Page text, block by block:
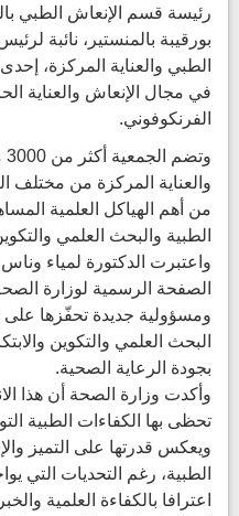
رئيسة قسم الإنعاش الطبي
بورقيبة بالمنستير، نائبة
الطبي والعناية المركزة،
في مجال الإنعاش والعناية
الفرنكوفوني.
والعناية المركزة من مختلف
من أهم الهياكل العلمية
الطبية والبحث العلمي
واعتبرت الدكتورة لمياء
الصفحة الرسمية لوزارة
ومسؤولية جديدة تحفّزها
البحث العلمي والتكوين
بجودة الرعاية الصحية.
وأكدت وزارة الصحة أن هذا
تحظى بها الكفاءات الطبية
ويعكس قدرتها على التميز
الطبية، رغم التحديات التي
اعترافا بالكفاءة العلمية